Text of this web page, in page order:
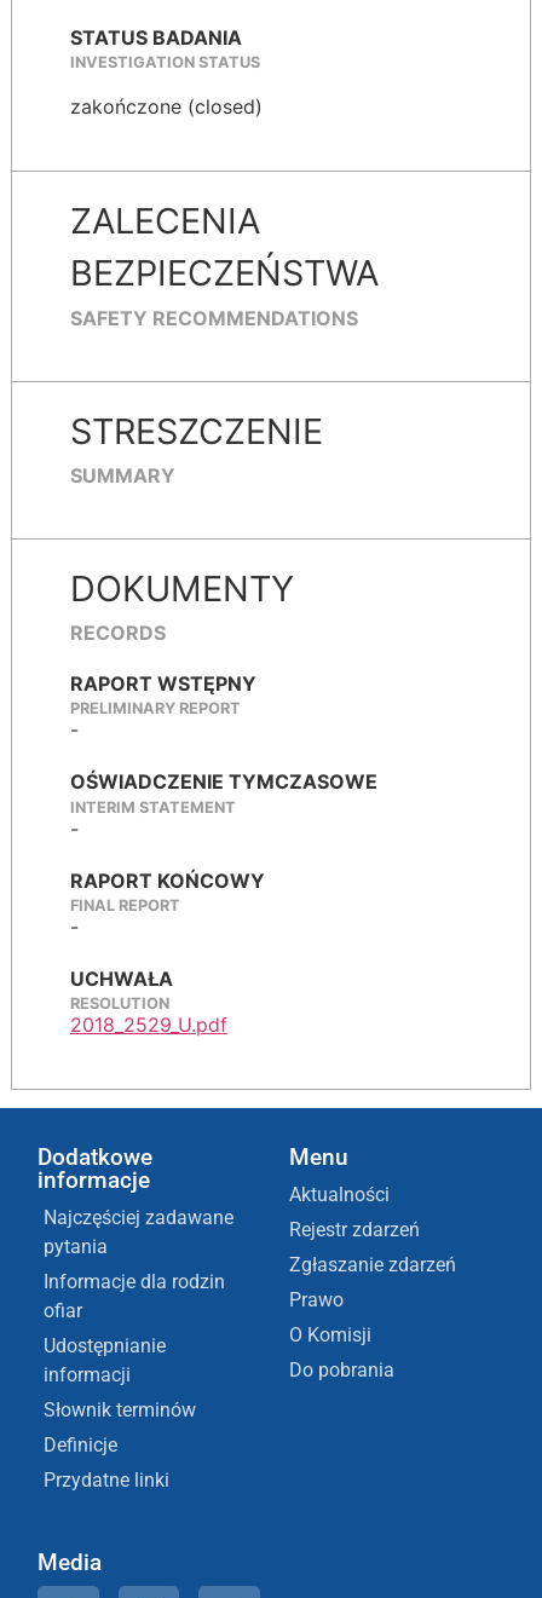
STATUS BADANIA
INVESTIGATION STATUS
zakończone (closed)
ZALECENIA
BEZPIECZEŃSTWA
SAFETY RECOMMENDATIONS
STRESZCZENIE
SUMMARY
DOKUMENTY
RECORDS
RAPORT WSTĘPNY
PRELIMINARY REPORT
-
OŚWIADCZENIE TYMCZASOWE
INTERIM STATEMENT
-
RAPORT KOŃCOWY
FINAL REPORT
-
UCHWAŁA
RESOLUTION
2018_2529_U.pdf
Dodatkowe
informacje
Najczęściej zadawane
pytania
Informacje dla rodzin
ofiar
Udostępnianie
informacji
Słownik terminów
Definicje
Przydatne linki
Menu
Aktualności
Rejestr zdarzeń
Zgłaszanie zdarzeń
Prawo
O Komisji
Do pobrania
Media